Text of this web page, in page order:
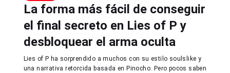
La forma más fácil de conseguir
el final secreto en Lies of P y
desbloquear el arma oculta
Lies of P ha sorprendido a muchos con su estilo soulslike y
una narrativa retorcida basada en Pinocho. Pero pocos saben